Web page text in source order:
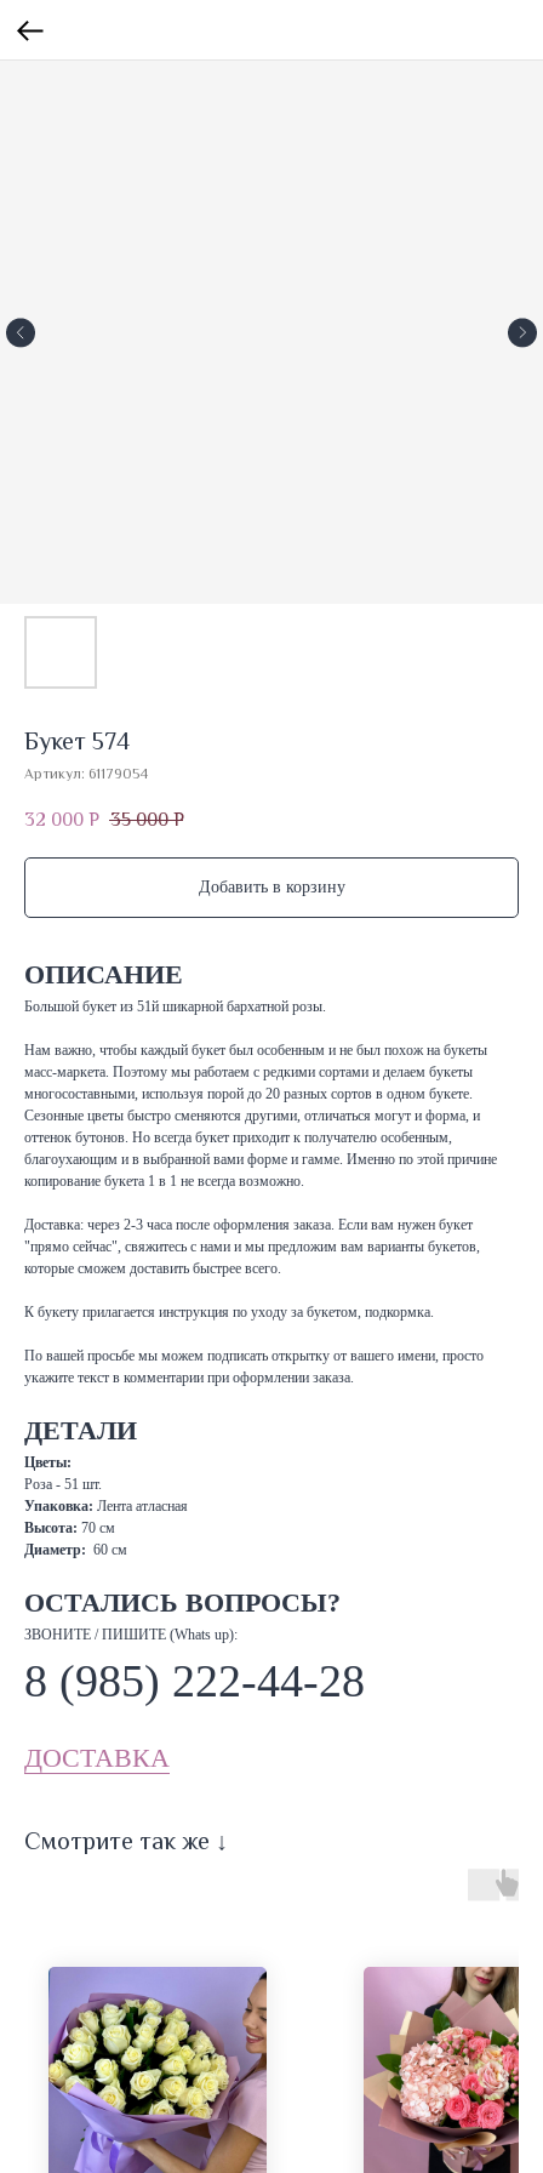
Букет 574
Артикул: 61179054
32 000 Р 35 000 Р
Добавить в корзину
ОПИСАНИЕ
Большой букет из 51й шикарной бархатной розы.
Нам важно, чтобы каждый букет был особенным и не был похож на букеты
масс-маркета. Поэтому мы работаем с редкими сортами и делаем букеты
многосоставными, используя порой до 20 разных сортов в одном букете.
Сезонные цветы быстро сменяются другими, отличаться могут и форма, и
оттенок бутонов. Но всегда букет приходит к получателю особенным,
благоухающим и в выбранной вами форме и гамме. Именно по этой причине
копирование букета 1 в 1 не всегда возможно.
Доставка: через 2-3 часа после оформления заказа. Если вам нужен букет
"прямо сейчас", свяжитесь с нами и мы предложим вам варианты букетов,
которые сможем доставить быстрее всего.
К букету прилагается инструкция по уходу за букетом, подкормка.
По вашей просьбе мы можем подписать открытку от вашего имени, просто
укажите текст в комментарии при оформлении заказа.
ДЕТАЛИ
Цветы:
Роза - 51 шт.
Упаковка: Лента атласная
Высота: 70 см
Диаметр: 60 см
ОСТАЛИСЬ ВОПРОСЫ?
ЗВОНИТЕ / ПИШИТЕ (Whats up):
8 (985) 222-44-28
ДОСТАВКА
Смотрите так же ↓